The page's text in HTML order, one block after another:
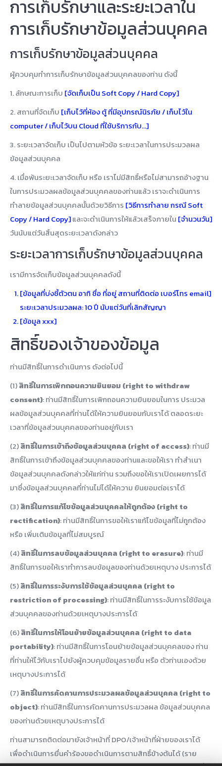
การเก็บรักษาและระยะเวลาใน
การเก็บรักษาข้อมูลส่วนบุคคล
การเก็บรักษาข้อมูลส่วนบุคคล
ผู้ควบคุมทำการเก็บรักษาข้อมูลส่วนบุคคลของท่าน ดังนี้
1. ลักษณะการเก็บ [จัดเก็บเป็น Soft Copy / Hard Copy]
2. สถานที่จัดเก็บ [เก็บไว้ที่ห้อง ตู้ ที่มีอุปกรณ์นิรภัย / เก็บไว้ใน
computer / เก็บไว้บน Cloud ที่ใช้บริการกับ…]
3. ระยะเวลาจัดเก็บ เป็นไปตามหัวข้อ ระยะเวลาในการประมวลผล
ข้อมูลส่วนบุคคล
4. เมื่อพ้นระยะเวลาจัดเก็บ หรือ เราไม่มีสิทธิ์หรือไม่สามารถอ้างฐาน
ในการประมวลผลข้อมูลส่วนบุคคลของท่านแล้ว เราจะดำเนินการ
ทำลายข้อมูลส่วนบุคคลนั้นด้วยวิธีการ [วิธีการทำลาย กรณี Soft
Copy / Hard Copy]และจะดำเนินการให้แล้วเสร็จภายใน [จำนวนวัน]
วันนับแต่วันสิ้นสุดระยะเวลาดังกล่าว
ระยะเวลาการเก็บรักษาข้อมูลส่วนบุคคล
เรามีการจัดเก็บข้อมูลส่วนบุคคลดังนี้
[ข้อมูลที่บ่งชี้ตัวตน อาทิ ชื่อ ที่อยู่ สถานที่ติดต่อ เบอร์โทร email]
ระยะเวลาประมวลผล: 10 ปี นับแต่วันที่เลิกสัญญา
[ข้อมูล xxx]
สิทธิ์ของเจ้าของข้อมูล
ท่านมีสิทธิ์ในการดำเนินการ ดังต่อไปนี้
(1)สิทธิ์ในการเพิกถอนความยินยอม (right to withdraw
consent): ท่านมีสิทธิ์ในการเพิกถอนความยินยอมในการ ประมวล
ผลข้อมูลส่วนบุคคลที่ท่านได้ให้ความยินยอมกับเราได้ ตลอดระยะ
เวลาที่ข้อมูลส่วนบุคคลของท่านอยู่กับเรา
(2)สิทธิ์ในการเข้าถึงข้อมูลส่วนบุคคล (right of access): ท่านมี
สิทธิ์ในการเข้าถึงข้อมูลส่วนบุคคลของท่านและขอให้เรา ทำสำเนา
ข้อมูลส่วนบุคคลดังกล่าวให้แก่ท่าน รวมถึงขอให้เราเปิดเผยการได้
มาซึ่งข้อมูลส่วนบุคคลที่ท่านไม่ได้ให้ความ ยินยอมต่อเราได้
(3)สิทธิ์ในการแก้ไขข้อมูลส่วนบุคคลให้ถูกต้อง (right to
rectification): ท่านมีสิทธิ์ในการขอให้เราแก้ไขข้อมูลที่ไม่ถูกต้อง
หรือ เพิ่มเติมข้อมูลที่ไม่สมบูรณ์
(4)สิทธิ์ในการลบข้อมูลส่วนบุคคล (right to erasure): ท่านมี
สิทธิ์ในการขอให้เราทำการลบข้อมูลของท่านด้วยเหตุบาง ประการได้
(5)สิทธิ์ในการระงับการใช้ข้อมูลส่วนบุคคล (right to
restriction of processing): ท่านมีสิทธิ์ในการระงับการใช้ข้อมูล
ส่วนบุคคลของท่านด้วยเหตุบางประการได้
(6)สิทธิ์ในการให้โอนย้ายข้อมูลส่วนบุคคล (right to data
portability): ท่านมีสิทธิ์ในการโอนย้ายข้อมูลส่วนบุคคลของ ท่าน
ที่ท่านให้ไว้กับเราไปยังผู้ควบคุมข้อมูลรายอื่น หรือ ตัวท่านเองด้วย
เหตุบางประการได้
(7)สิทธิ์ในการคัดคานการประมวลผลข้อมูลส่วนบุคคล (right to
object): ท่านมีสิทธิ์ในการคัดคานการประมวลผล ข้อมูลส่วนบุคคล
ของท่านด้วยเหตุบางประการได้
ท่านสามารถติดต่อมายังเจ้าหน้าที่ DPO/เจ้าหน้าที่ฝ่ายของเราได้
เพื่อดำเนินการยื่นคำร้องขอดำเนินการตามสิทธิ์ข้างต้นได้ (ราย